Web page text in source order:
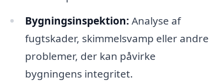
Bygningsinspektion: Analyse af
fugtskader, skimmelsvamp eller andre
problemer, der kan påvirke
bygningens integritet.